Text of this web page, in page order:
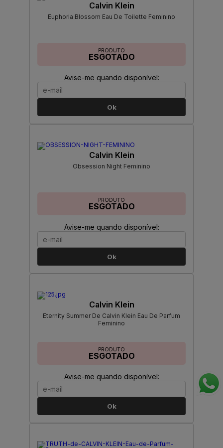
Calvin Klein
Euphoria Blossom Eau De Toilette Feminino
PRODUTO
ESGOTADO
Avise-me quando disponível:
Ok
Calvin Klein
Obsession Night Feminino
PRODUTO
ESGOTADO
Avise-me quando disponível:
Ok
Calvin Klein
Eternity Summer De Calvin Klein Eau De Parfum
Feminino
PRODUTO
ESGOTADO
Avise-me quando disponível:
Ok